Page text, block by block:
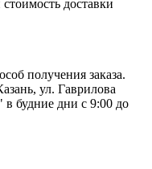
доставки
получения заказа.
ул. Гаврилова
будние дни с 9:00 до